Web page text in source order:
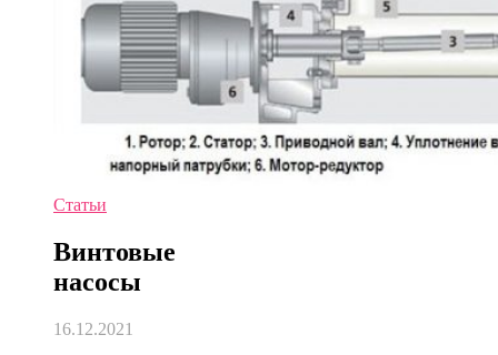
Статьи
Винтовые
насосы
16.12.2021